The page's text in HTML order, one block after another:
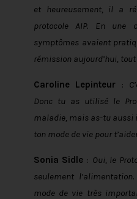
et heureusement, il a
protocole AIP. En une
symptômes avaient
rémission aujourd’hui,
Caroline Lepinteur :
Donc tu as utilisé le
maladie, mais as-tu aussi
ton mode de vie pour
Sonia Sidle : Oui, le
seulement
mode de vie très